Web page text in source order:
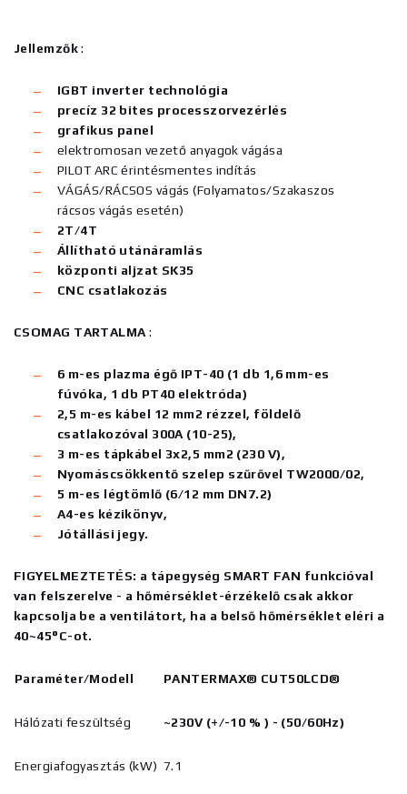
Jellemzők:
IGBT inverter technológia
precíz 32 bites processzorvezérlés
grafikus panel
elektromosan vezető anyagok vágása
PILOT ARC érintésmentes indítás
VÁGÁS/RÁCSOS vágás (Folyamatos/Szakaszos
rácsos vágás esetén)
2T/4T
Állítható utánáramlás
központi aljzat SK35
CNC csatlakozás
CSOMAG TARTALMA :
6 m-es plazma égő IPT-40 (1 db 1,6 mm-es
fúvóka, 1 db PT40 elektróda)
2,5 m-es kábel 12 mm2 rézzel, földelő
csatlakozóval 300A (10-25),
3 m-es tápkábel 3x2,5 mm2 (230 V),
Nyomáscsökkentő szelep szűrővel TW2000/02,
5 m-es légtömlő (6/12 mm DN7.2)
A4-es kézikönyv,
Jótállási jegy.
FIGYELMEZTETÉS: a tápegység SMART FAN funkcióval
van felszerelve - a hőmérséklet-érzékelő csak akkor
kapcsolja be a ventilátort, ha a belső hőmérséklet eléri a
40~45°C-ot.
Paraméter/Modell PANTERMAX® CUT50LCD®
Hálózati feszültség ~230V (+/-10 % ) - (50/60Hz)
Energiafogyasztás (kW) 7.1